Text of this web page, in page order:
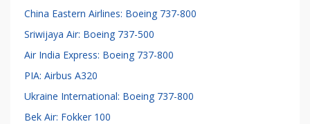
China Eastern Airlines: Boeing 737-800
Sriwijaya Air: Boeing 737-500
Air India Express: Boeing 737-800
PIA: Airbus A320
Ukraine International: Boeing 737-800
Bek Air: Fokker 100